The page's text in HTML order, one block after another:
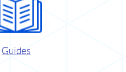
Guides